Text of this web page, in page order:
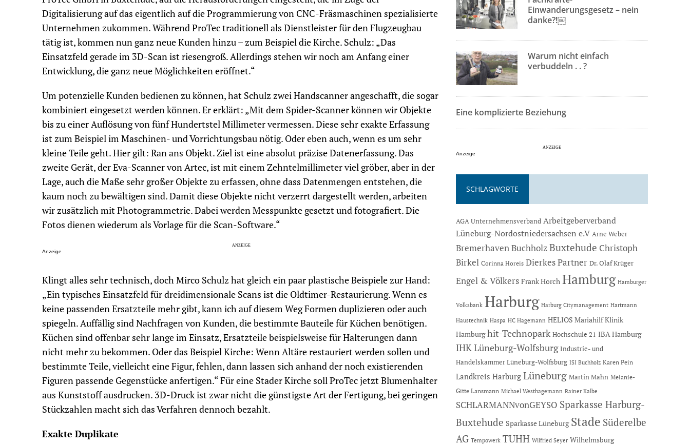
Digitalisierung auf das eigentlich auf die Programmierung von CNC-Fräsmaschinen spezialisierte
Unternehmen zukommen. Während ProTec traditionell als Dienstleister für den Flugzeugbau
tätig ist, kommen nun ganz neue Kunden hinzu – zum Beispiel die Kirche. Schulz: „Das
Einsatzfeld gerade im 3D-Scan ist riesengroß. Allerdings stehen wir noch am Anfang einer
Entwicklung, die ganz neue Möglichkeiten eröffnet.“
Um potenzielle Kunden bedienen zu können, hat Schulz zwei Handscanner angeschafft, die sogar
kombiniert eingesetzt werden können. Er erklärt: „Mit dem Spider-Scanner können wir Objekte
bis zu einer Auflösung von fünf Hundertstel Millimeter vermessen. Diese sehr exakte Erfassung
ist zum Beispiel im Maschinen- und Vorrichtungsbau nötig. Oder eben auch, wenn es um sehr
kleine Teile geht. Hier gilt: Ran ans Objekt. Ziel ist eine absolut präzise Datenerfassung. Das
zweite Gerät, der Eva-Scanner von Artec, ist mit einem Zehntelmillimeter viel gröber, aber in der
Lage, auch die Maße sehr großer Objekte zu erfassen, ohne dass Datenmengen entstehen, die
kaum noch zu bewältigen sind. Damit diese Objekte nicht verzerrt dargestellt werden, arbeiten
wir zusätzlich mit Photogrammetrie. Dabei werden Messpunkte gesetzt und fotografiert. Die
Fotos dienen wiederum als Vorlage für die Scan-Software.“
Anzeige
Klingt alles sehr technisch, doch Mirco Schulz hat gleich ein paar plastische Beispiele zur Hand:
„Ein typisches Einsatzfeld für dreidimensionale Scans ist die Oldtimer-Restaurierung. Wenn es
keine passenden Ersatzteile mehr gibt, kann ich auf diesem Weg Formen duplizieren oder auch
spiegeln. Auffällig sind Nachfragen von Kunden, die bestimmte Bauteile für Küchen benötigen.
Küchen sind offenbar sehr lange im Einsatz, Ersatzteile beispielsweise für Halterungen dann
nicht mehr zu bekommen. Oder das Beispiel Kirche: Wenn Altäre restauriert werden sollen und
bestimmte Teile, vielleicht eine Figur, fehlen, dann lassen sich anhand der noch existierenden
Figuren passende Gegenstücke anfertigen.“ Für eine Stader Kirche soll ProTec jetzt Blumenhalter
aus Kunststoff ausdrucken. 3D-Druck ist zwar nicht die günstigste Art der Fertigung, bei geringen
Stückzahlen macht sich das Verfahren dennoch bezahlt.
Exakte Duplikate
Einwanderungsgesetz – nein
danke?!￼
Warum nicht einfach
verbuddeln . . ?
Eine komplizierte Beziehung
Anzeige
SCHLAGWORTE
AGA Unternehmensverband Arbeitgeberverband
Lüneburg-Nordostniedersachsen e.V Arne Weber
BremerhavenBuchholzBuxtehude Christoph
Birkel Corinna Horeis Dierkes Partner Dr. Olaf Krüger
Engel & Völkers Frank Horch Hamburg Hamburger
Volksbank Harburg Harburg Citymanagement Hartmann
Haustechnik Haspa HC Hagemann HELIOS Mariahilf Klinik
Hamburg hit-Technopark Hochschule 21 IBA Hamburg
IHK Lüneburg-Wolfsburg Industrie- und
Handelskammer Lüneburg-Wolfsburg ISI Buchholz Karen Pein
Landkreis Harburg Lüneburg Martin Mahn Melanie-
Gitte Lansmann Michael Westhagemann Rainer Kalbe
SCHLARMANNvonGEYSO Sparkasse Harburg-
Buxtehude Sparkasse Lüneburg Stade Süderelbe
AG Tempowerk TUHH Wilfried Seyer Wilhelmsburg